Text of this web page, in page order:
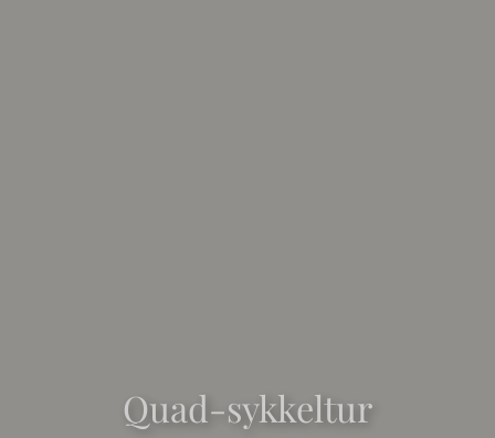
Quad-sykkeltur